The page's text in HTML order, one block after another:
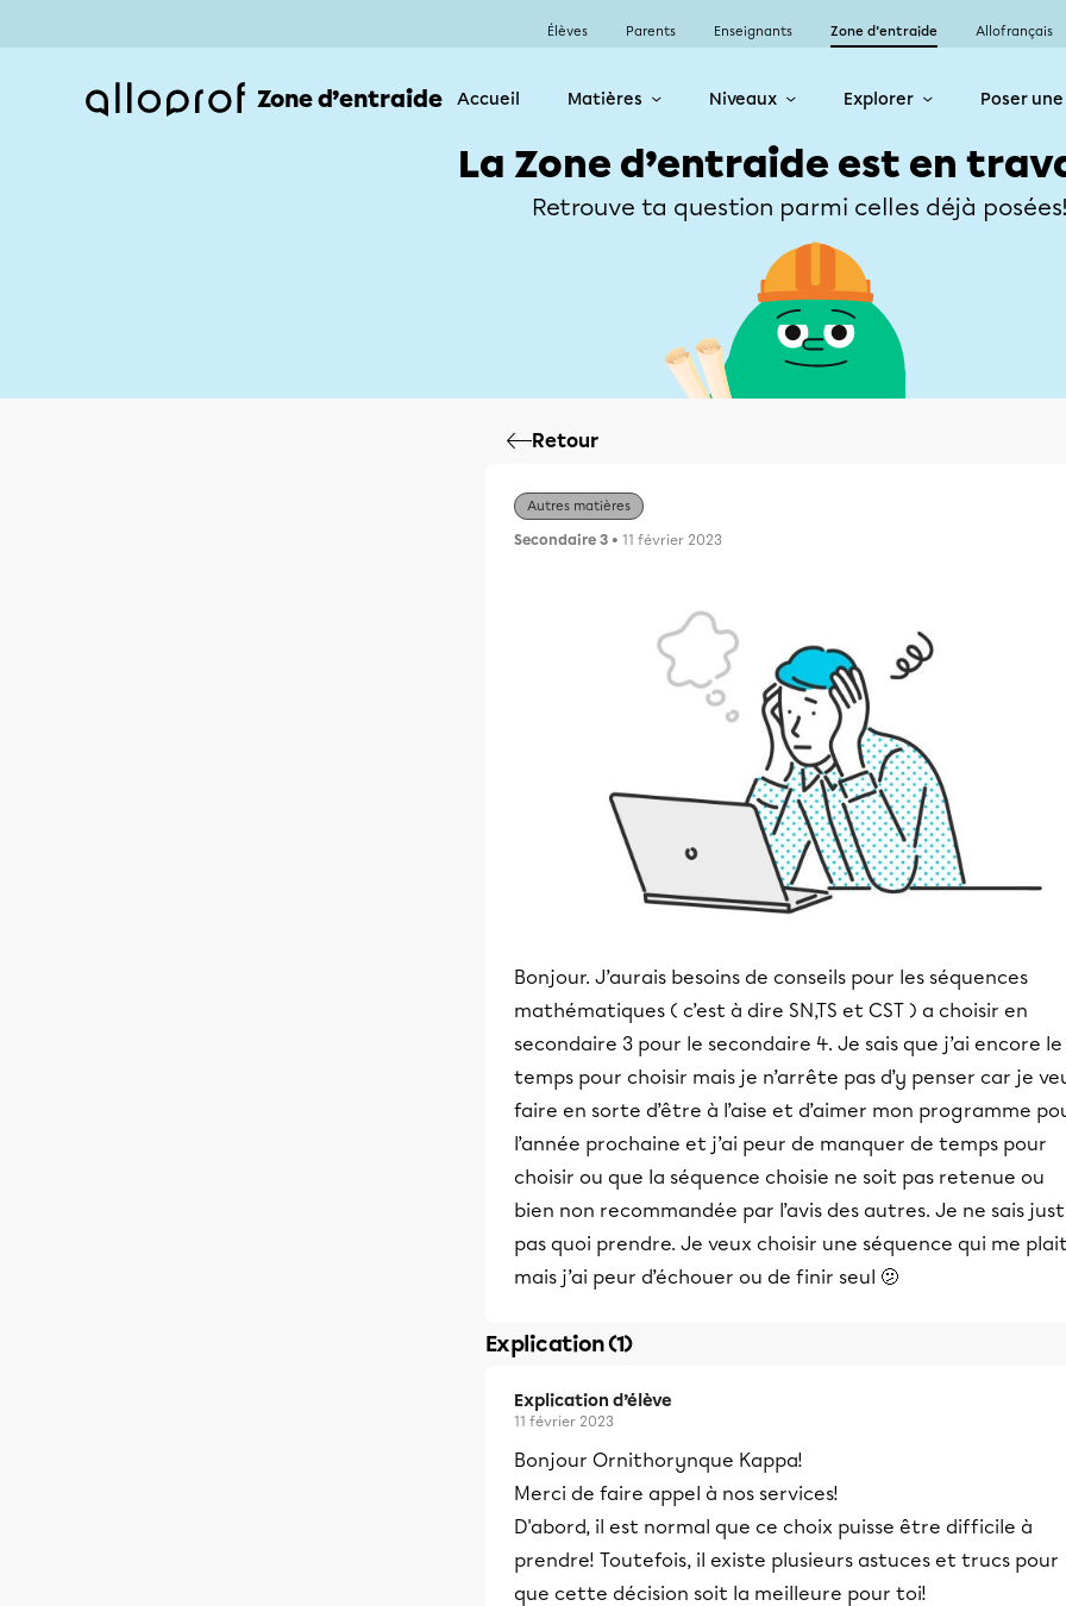
Élèves Parents Enseignants Zone d’entraide Allofrançais
Zone d’entraide Accueil Matières Niveaux Explorer Poser
La Zone d’entraide est en
Retrouve ta question parmi celles déjà posées!
Retour
Autres matières
Secondaire 3 • 11 février 2023
Bonjour. J’aurais besoins de conseils pour les séquences
mathématiques ( c’est à dire SN,TS et CST ) a choisir en
secondaire 3 pour le secondaire 4. Je sais que j’ai encore le
temps pour choisir mais je n’arrête pas d’y penser car je
faire en sorte d’être à l’aise et d’aimer mon programme
l’année prochaine et j’ai peur de manquer de temps pour
choisir ou que la séquence choisie ne soit pas retenue ou
bien non recommandée par l’avis des autres. Je ne sais
pas quoi prendre. Je veux choisir une séquence qui me plait
mais j’ai peur d’échouer ou de finir seul 🫤
Explication (1)
Explication d’élève
11 février 2023
Bonjour Ornithorynque Kappa!
Merci de faire appel à nos services!
D'abord, il est normal que ce choix puisse être difficile à
prendre! Toutefois, il existe plusieurs astuces et trucs pour
que cette décision soit la meilleure pour toi!